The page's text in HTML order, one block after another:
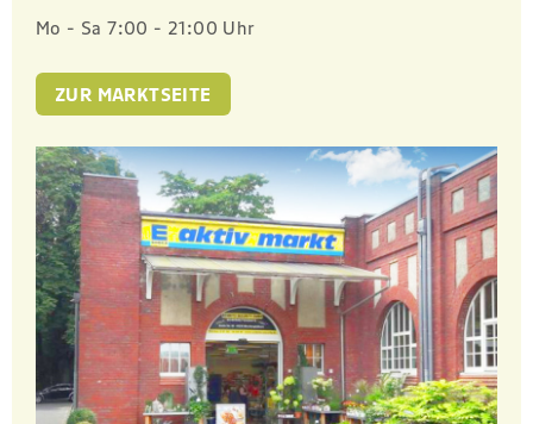
Mo - Sa 7:00 - 21:00 Uhr
ZUR MARKTSEITE